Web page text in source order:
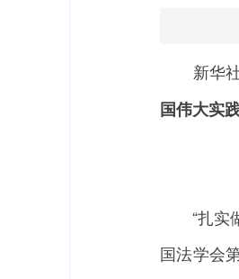
新华社
国伟大实
“扎实做
国法学会